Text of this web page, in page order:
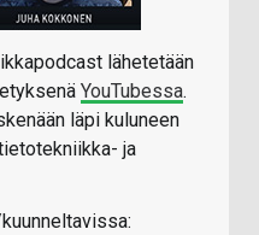
lähetetään
YouTubessa.
läpi kuluneen
ja